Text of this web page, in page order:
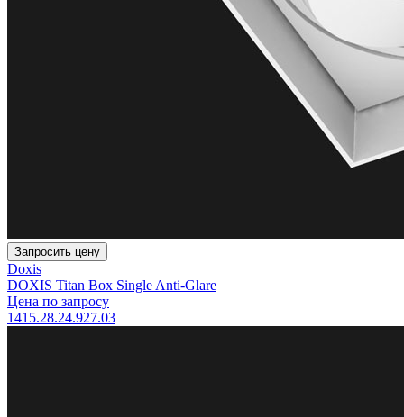
Запросить цену
Doxis
DOXIS Titan Box Single Anti-Glare
Цена по запросу
1415.28.24.927.03